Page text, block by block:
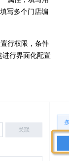
写多个门店编
行权限，条件
进行界面化配置